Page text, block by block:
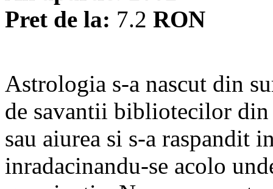
Pret de la: 7.2 RON
Astrologia s-a nascut din
de savantii bibliotecilor
sau aiurea si s-a raspandit
inradacinandu-se acolo